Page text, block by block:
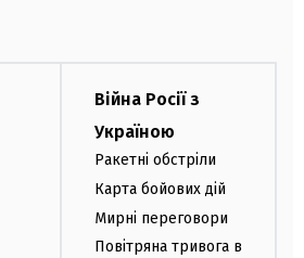
Війна Росії з
Україною
Ракетні обстріли
Карта бойових дій
Мирні переговори
Повітряна тривога в